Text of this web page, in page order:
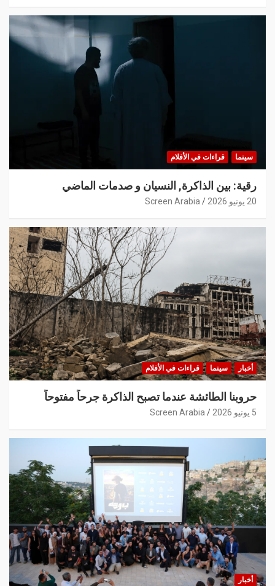
سينما قراءات في الأفلام
رقية: بين الذاكرة, النسيان و صدمات الماضي
20 يونيو 2026 Screen Arabia
أخبار سينما قراءات في الأفلام
حروبنا الطائشة عندما تصبح الذاكرة جرحاً مفتوحاً
5 يونيو 2026 Screen Arabia
أخبار